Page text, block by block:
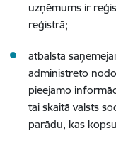
uzņēmums ir
reģistrā;
atbalsta
administrēto
pieejamo
tai skaitā valsts
parādu, kas